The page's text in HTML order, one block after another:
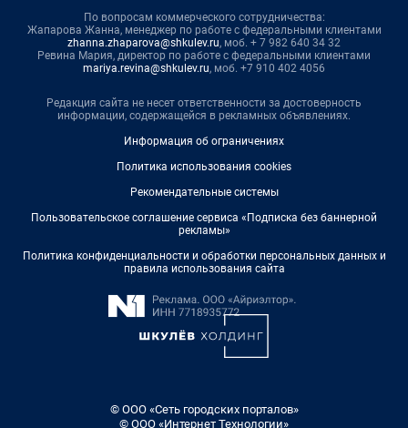
По вопросам коммерческого сотрудничества:
Жапарова Жанна, менеджер по работе с федеральными клиентами
zhanna.zhaparova@shkulev.ru, моб. + 7 982 640 34 32
Ревина Мария, директор по работе с федеральными клиентами
mariya.revina@shkulev.ru, моб. +7 910 402 4056
Редакция сайта не несет ответственности за достоверность
информации, содержащейся в рекламных объявлениях.
Информация об ограничениях
Политика использования cookies
Рекомендательные системы
Пользовательское соглашение сервиса «Подписка без баннерной
рекламы»
Политика конфиденциальности и обработки персональных данных и
правила использования сайта
© ООО «Сеть городских порталов»
© ООО «Интернет Технологии»